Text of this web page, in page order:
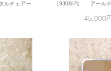
ルチェアー 1930年代 アールデ
45,000